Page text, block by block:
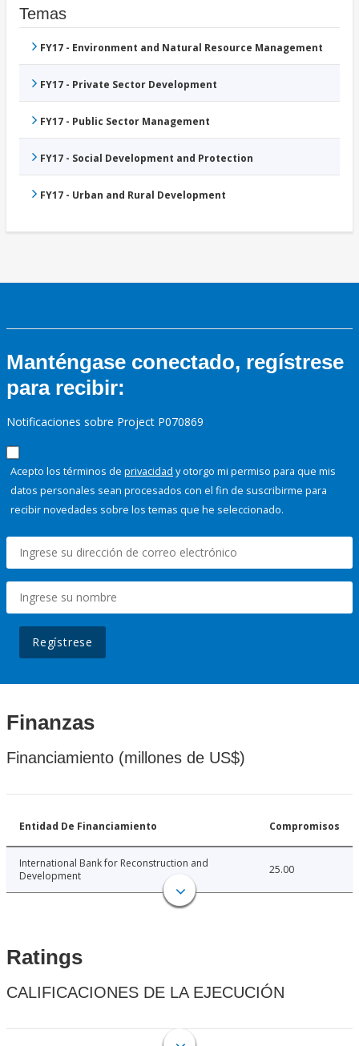
Temas
FY17 - Environment and Natural Resource Management
FY17 - Private Sector Development
FY17 - Public Sector Management
FY17 - Social Development and Protection
FY17 - Urban and Rural Development
Manténgase conectado, regístrese
para recibir:
Notificaciones sobre Project P070869
Acepto los términos de privacidad y otorgo mi permiso para que mis
datos personales sean procesados con el fin de suscribirme para
recibir novedades sobre los temas que he seleccionado.
Regístrese
Finanzas
Financiamiento (millones de US$)
Entidad De Financiamiento Compromisos
International Bank for Reconstruction and
Development
25.00
Ratings
CALIFICACIONES DE LA EJECUCIÓN